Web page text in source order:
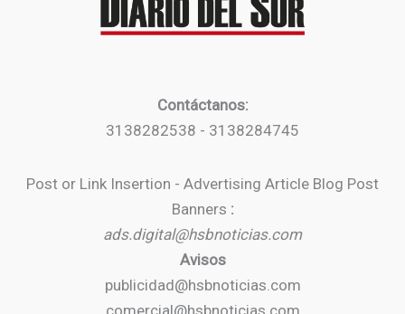
Contáctanos:
3138282538 - 3138284745
Post or Link Insertion - Advertising Article Blog Post
Banners :
ads.digital@hsbnoticias.com
Avisos
publicidad@hsbnoticias.com